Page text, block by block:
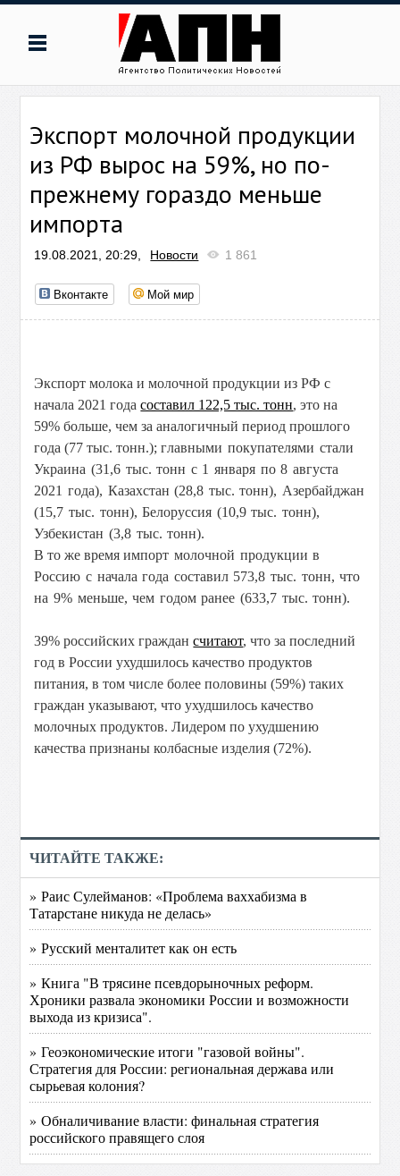
Экспорт молочной продукции
из РФ вырос на 59%, но по-
прежнему гораздо меньше
импорта
19.08.2021, 20:29, Новости 1 861
Вконтакте Мой мир
Экспорт молока и молочной продукции из РФ с
начала 2021 годасоставил 122,5 тыс. тонн, это на
59% больше, чем за аналогичный период прошлого
года (77 тыс. тонн.); главными покупателями стали
Украина (31,6 тыс. тонн с 1 января по 8 августа
2021 года), Казахстан (28,8 тыс. тонн), Азербайджан
(15,7 тыс. тонн), Белоруссия (10,9 тыс. тонн),
Узбекистан (3,8 тыс. тонн).
В то же время импорт молочной продукции в
Россию с начала года составил 573,8 тыс. тонн, что
на 9% меньше, чем годом ранее (633,7 тыс. тонн).
39% российских граждансчитают, что за последний
год в России ухудшилось качество продуктов
питания, в том числе более половины (59%) таких
граждан указывают, что ухудшилось качество
молочных продуктов. Лидером по ухудшению
качества признаны колбасные изделия (72%).
ЧИТАЙТЕ ТАКЖЕ:
» Раис Сулейманов: «Проблема ваххабизма в
Татарстане никуда не делась»
» Русский менталитет как он есть
» Книга "В трясине псевдорыночных реформ.
Хроники развала экономики России и возможности
выхода из кризиса".
» Геоэкономические итоги "газовой войны".
Стратегия для России: региональная держава или
сырьевая колония?
» Обналичивание власти: финальная стратегия
российского правящего слоя